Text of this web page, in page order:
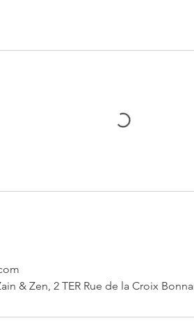
& Zen, 2 TER Rue de la Croix